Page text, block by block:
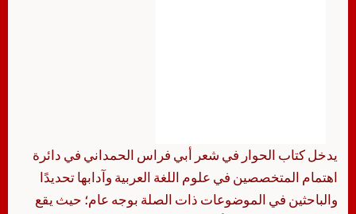
يدخل كتاب الحوار في شعر أبي فراس الحمداني في دائرة
اهتمام المتخصصين في علوم اللغة العربية وآدابها تحديدًا
والباحثين في الموضوعات ذات الصلة بوجه عام؛ حيث يقع